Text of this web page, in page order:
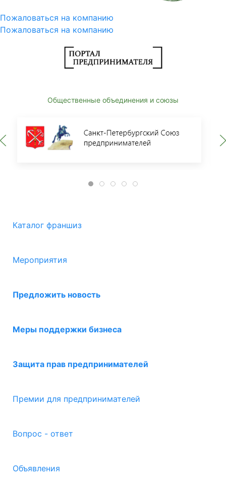
Пожаловаться на компанию
Пожаловаться на компанию
Общественные объединения и союзы
Каталог франшиз
Мероприятия
Предложить новость
Меры поддержки бизнеса
Защита прав предпринимателей
Премии для предпринимателей
Вопрос - ответ
Объявления